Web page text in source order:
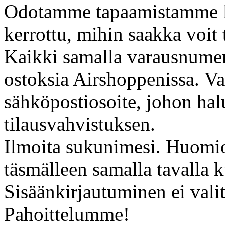
Odotamme
kerrottu, mihin saakka voit
Kaikki samalla
ostoksia Airshoppenissa.
sähköpostiosoite, johon
tilausvahvistuksen.
Ilmoita sukunimesi.
täsmälleen samalla tavalla
Sisäänkirjautuminen ei
Pahoittelumme!